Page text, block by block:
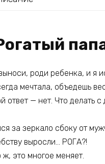
роди ребенка, и я
мечтала, объедешь
ответ — нет. Что делать
за зеркало сбоку от
выросли… РОГА?!
это многое меняет.